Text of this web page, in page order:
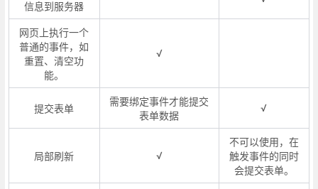
信息到服务器
网页上执行一个
普通的事件，如
重置、清空功
能。
√
提交表单
需要绑定事件才能提交
表单数据
√
局部刷新 √
不可以使用，在
触发事件的同时
会提交表单。